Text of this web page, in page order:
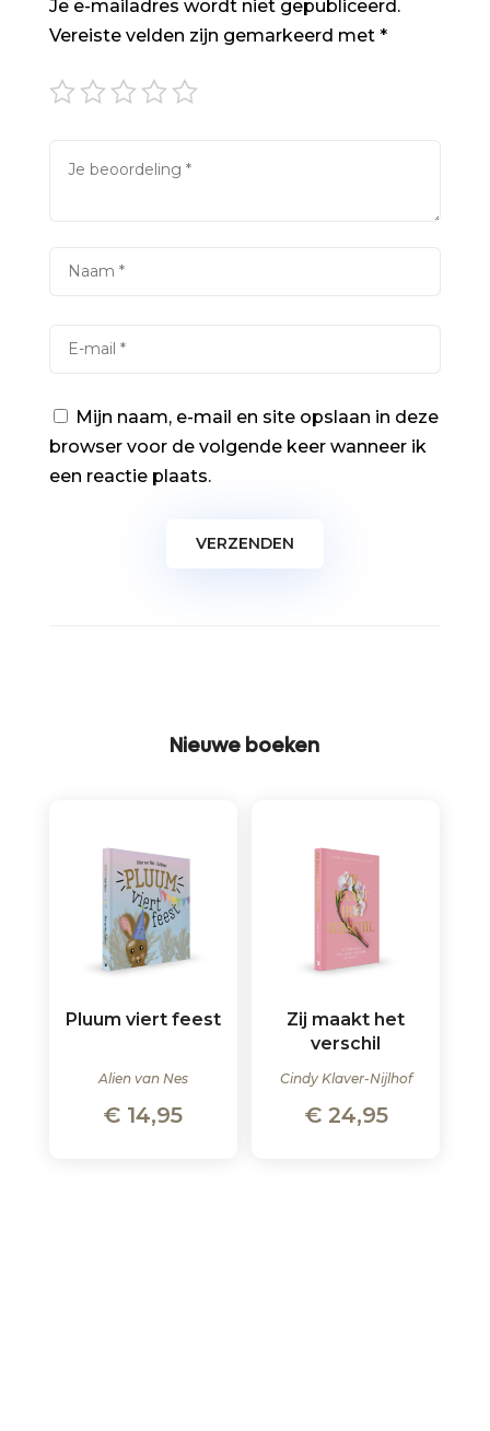
Je e-mailadres wordt niet gepubliceerd.
Vereiste velden zijn gemarkeerd met *
Mijn naam, e-mail en site opslaan in deze
browser voor de volgende keer wanneer ik
een reactie plaats.
Nieuwe boeken
Pluum viert feest
Alien van Nes
€ 14,95
Zij maakt het
verschil
Cindy Klaver-Nijlhof
€24,95